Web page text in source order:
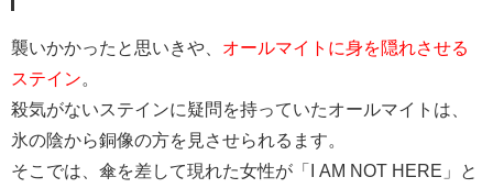
襲いかかったと思いきや、 オールマイトに身を隠れさせる
ステイン。
殺気がないステインに疑問を持っていたオールマイトは、
氷の陰から銅像の方を見させられるます。
そこでは、傘を差して現れた女性が「I AM NOT HERE」と